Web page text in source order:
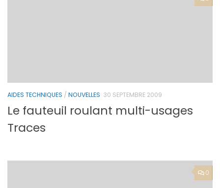
AIDES TECHNIQUES / NOUVELLES 30 SEPTEMBRE 2009
Le fauteuil roulant multi-usages
Traces
0